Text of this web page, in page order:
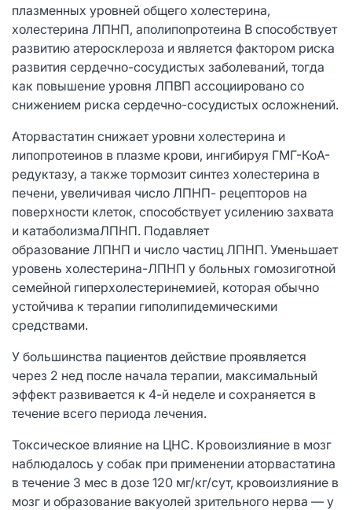
плазменных уровней общего холестерина,
холестерина ЛПНП, аполипопротеина В способствует
развитию атеросклероза и является фактором риска
развития сердечно-сосудистых заболеваний, тогда
как повышение уровня ЛПВП ассоциировано со
снижением риска сердечно-сосудистых осложнений.
Аторвастатин снижает уровни холестерина и
липопротеинов в плазме крови, ингибируя ГМГ-КоА-
редуктазу, а также тормозит синтез холестерина в
печени, увеличивая число ЛПНП- рецепторов на
поверхности клеток, способствует усилению захвата
и катаболизмаЛПНП. Подавляет
образование ЛПНП и число частиц ЛПНП. Уменьшает
уровень холестерина-ЛПНП у больных гомозиготной
семейной гиперхолестеринемией, которая обычно
устойчива к терапии гиполипидемическими
средствами.
У большинства пациентов действие проявляется
через 2 нед после начала терапии, максимальный
эффект развивается к 4-й неделе и сохраняется в
течение всего периода лечения.
Токсическое влияние на ЦНС. Кровоизлияние в мозг
наблюдалось у собак при применении аторвастатина
в течение 3 мес в дозе 120 мг/кг/сут, кровоизлияние в
мозг и образование вакуолей зрительного нерва — у